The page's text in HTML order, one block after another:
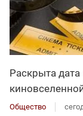
Раскрыта
Общество